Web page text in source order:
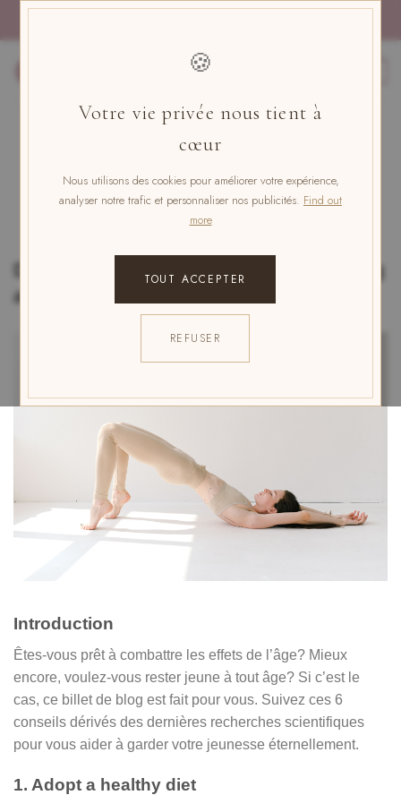
🍪
Votre vie privée nous tient à
cœur
Nous utilisons des cookies pour améliorer votre expérience,
analyser notre trafic et personnaliser nos publicités. Find out
more
TOUT ACCEPTER
REFUSER
6 ways to stay young at any age
POSTED ONJANUARY 8, 2024 BYA. NELIA
Discover the 6 Secrets to Staying Young
at Any Age - Easy to do!
Introduction
Êtes-vous prêt à combattre les effets de l’âge? Mieux
encore, voulez-vous rester jeune à tout âge? Si c’est le
cas, ce billet de blog est fait pour vous. Suivez ces 6
conseils dérivés des dernières recherches scientifiques
pour vous aider à garder votre jeunesse éternellement.
1. Adopt a healthy diet